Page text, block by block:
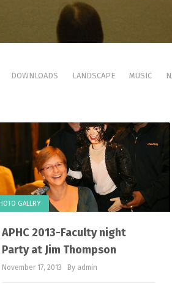
DOWNLOADS LANDSCAPE MUSIC
GALLRY
APHC 2013-Faculty night
November 17, 2013 By admin